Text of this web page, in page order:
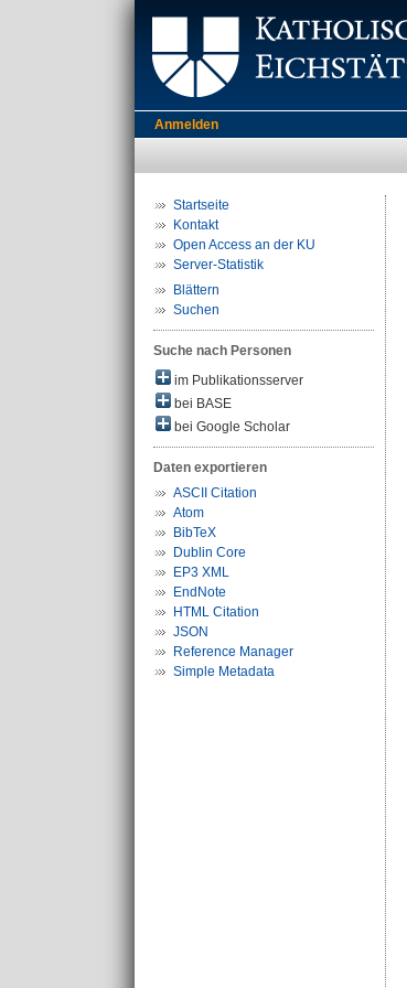
Anmelden
Startseite
Kontakt
Open Access an der KU
Server-Statistik
Blättern
Suchen
Suche nach Personen
im Publikationsserver
bei BASE
bei Google Scholar
Daten exportieren
ASCII Citation
Atom
BibTeX
Dublin Core
EP3 XML
EndNote
HTML Citation
JSON
Reference Manager
Simple Metadata